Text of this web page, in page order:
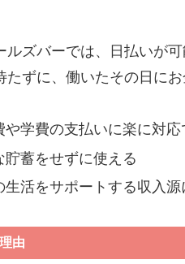
ルズバーでは、日払いが
たずに、働いたその日に
や学費の支払いに楽に対応
貯蓄をせずに使える
生活をサポートする収入源
由